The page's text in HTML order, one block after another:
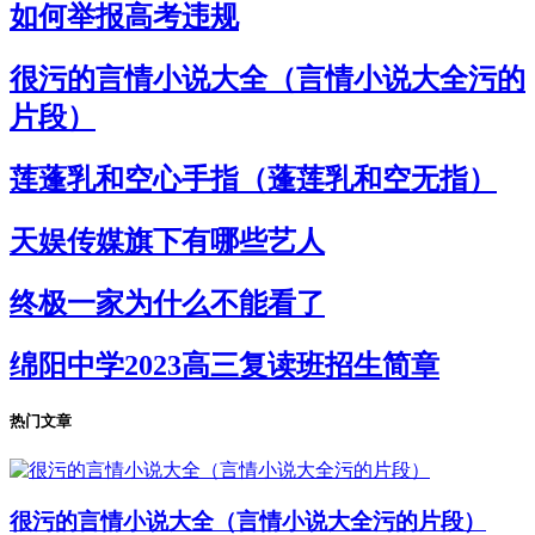
如何举报高考违规
很污的言情小说大全（言情小说大全污的
片段）
莲蓬乳和空心手指（蓬莲乳和空无指）
天娱传媒旗下有哪些艺人
终极一家为什么不能看了
绵阳中学2023高三复读班招生简章
热门文章
很污的言情小说大全（言情小说大全污的片段）